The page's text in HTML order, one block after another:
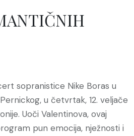
sopranistice Nike Boras u
u četvrtak, 12. veljače
Uoči Valentinova, ovaj
pun emocija, nježnosti i